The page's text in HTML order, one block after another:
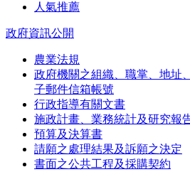
人氣推薦
政府資訊公開
農業法規
政府機關之組織、職掌、地址
子郵件信箱帳號
行政指導有關文書
施政計畫、業務統計及研究報
預算及決算書
請願之處理結果及訴願之決定
書面之公共工程及採購契約